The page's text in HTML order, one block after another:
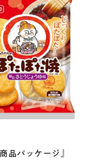
品パッケージ』